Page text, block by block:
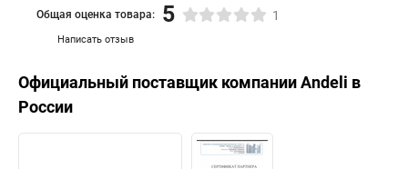
Написать отзыв
Общая оценка товара: 5 1
Официальный поставщик компанииAndeli в
России